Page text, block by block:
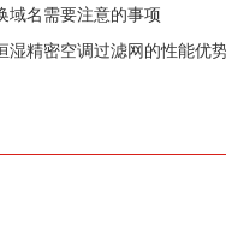
域名需要注意的事项
湿精密空调过滤网的性能优